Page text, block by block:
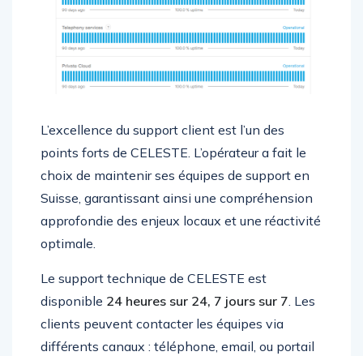
L’excellence du support client est l’un des
points forts de CELESTE. L’opérateur a fait le
choix de maintenir ses équipes de support en
Suisse, garantissant ainsi une compréhension
approfondie des enjeux locaux et une réactivité
optimale.
Le support technique de CELESTE est
disponible 24 heures sur 24, 7 jours sur 7. Les
clients peuvent contacter les équipes via
différents canaux : téléphone, email, ou portail